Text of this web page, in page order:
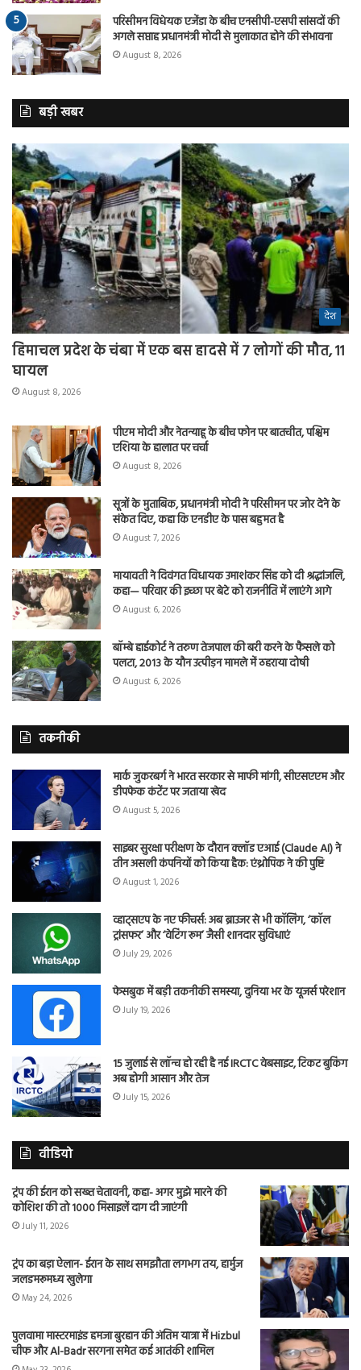
परिसीमन विधेयक एजेंडा के बीच एनसीपी-एसपी सांसदों की
अगले सप्ताह प्रधानमंत्री मोदी से मुलाकात होने की संभावना
August 8, 2026
बड़ी खबर
देश
हिमाचल प्रदेश के चंबा में एक बस हादसे में 7 लोगों की मौत, 11
घायल
August 8, 2026
पीएम मोदी और नेतन्याहू के बीच फोन पर बातचीत, पश्चिम
एशिया के हालात पर चर्चा
August 8, 2026
सूत्रों के मुताबिक, प्रधानमंत्री मोदी ने परिसीमन पर जोर देने के
संकेत दिए, कहा कि एनडीए के पास बहुमत है
August 7, 2026
मायावती ने दिवंगत विधायक उमाशंकर सिंह को दी श्रद्धांजलि,
कहा— परिवार की इच्छा पर बेटे को राजनीति में लाएंगे आगे
August 6, 2026
बॉम्बे हाईकोर्ट ने तरुण तेजपाल की बरी करने के फैसले को
पलटा, 2013 के यौन उत्पीड़न मामले में ठहराया दोषी
August 6, 2026
तकनीकी
मार्क जुकरबर्ग ने भारत सरकार से माफी मांगी, सीएसएएम और
डीपफेक कंटेंट पर जताया खेद
August 5, 2026
साइबर सुरक्षा परीक्षण के दौरान क्लॉड एआई (Claude AI) ने
तीन असली कंपनियों को किया हैक: एंथ्रोपिक ने की पुष्टि
August 1, 2026
व्हाट्सएप के नए फीचर्स: अब ब्राउजर से भी कॉलिंग, ‘कॉल
ट्रांसफर’ और ‘वेटिंग रूम’ जैसी शानदार सुविधाएं
July 29, 2026
फेसबुक में बड़ी तकनीकी समस्या, दुनिया भर के यूजर्स परेशान
July 19, 2026
15 जुलाई से लॉन्च हो रही है नई IRCTC वेबसाइट, टिकट बुकिंग
अब होगी आसान और तेज
July 15, 2026
वीडियो
ट्रंप की ईरान को सख्त चेतावनी, कहा- अगर मुझे मारने की
कोशिश की तो 1000 मिसाइलें दाग दी जाएंगी
July 11, 2026
ट्रंप का बड़ा ऐलान- ईरान के साथ समझौता लगभग तय, हार्मुज
जलडमरूमध्य खुलेगा
May 24, 2026
पुलवामा मास्टरमाइंड हमजा बुरहान की अंतिम यात्रा में Hizbul
चीफ और Al-Badr सरगना समेत कई आतंकी शामिल